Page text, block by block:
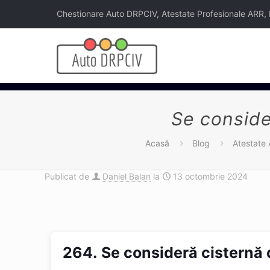
Chestionare Auto DRPCIV, Atestate Profesionale
Se
Acasă Blog Atestate
Publicat de Daniel Balan la 13 octombrie 2024
264. Se consideră